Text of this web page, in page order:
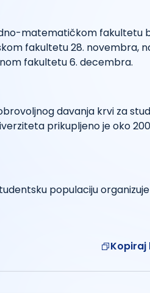
matematičkom fakultetu
fakultetu 28. novembra,
fakultetu 6. decembra.
davanja krvi za
prikupljeno je oko
populaciju
Kopiraj